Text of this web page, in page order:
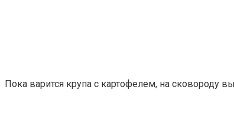
Пока варится крупа с картофелем, на сковороду